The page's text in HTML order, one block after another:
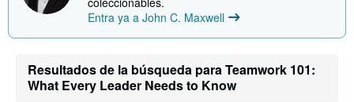
e
a
a
r
Entra ya a John C. Maxwell
Resultados de la búsqueda para Teamwork 101:
What Every Leader Needs to Know